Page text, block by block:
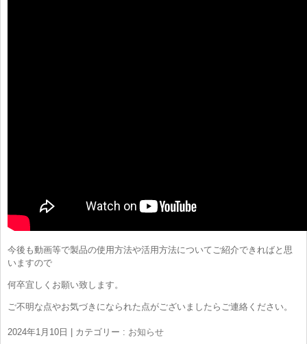
今後も動画等で製品の使用方法や活用方法についてご紹介できればと思
いますので
何卒宜しくお願い致します。
ご不明な点やお気づきになられた点がございましたらご連絡ください。
2024年1月10日 カテゴリー : お知らせ